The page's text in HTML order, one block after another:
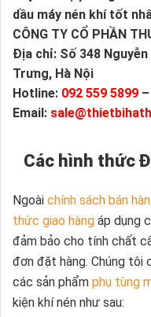
dầu máy nén khí tốt
CÔNG TY CỔ PHẦN
Địa chỉ: Số 348
Trưng, Hà Nội
Hotline: 092 559 5899 –
Email:
Các hình thức
Ngoài chính sách bán
thức giao hàng áp dụng
đảm bảo cho tính chất
đơn đặt hàng. Chúng tôi
các sản phẩm phụ tùng
kiện khí nén như sau: